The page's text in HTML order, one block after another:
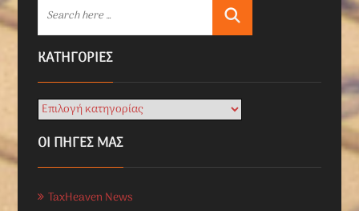
KΑΤΗΓΟΡΊΕΣ
ΟΙ ΠΗΓΕΣ ΜΑΣ
TaxHeaven News